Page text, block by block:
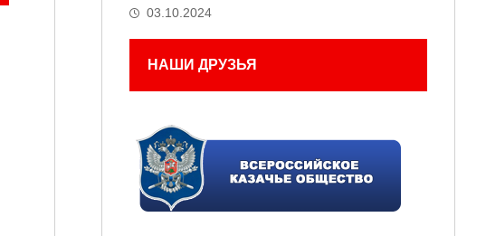
03.10.2024
НАШИ ДРУЗЬЯ